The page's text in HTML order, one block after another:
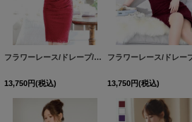
フラワーレース/ドレープ/半袖/袖あり/タイト/膝丈/ワンピース/ミディアムドレス/キャバドレス【S-Mサイズ/1カラー】[HC02]
13,750円(税込) 13,750円(税込)